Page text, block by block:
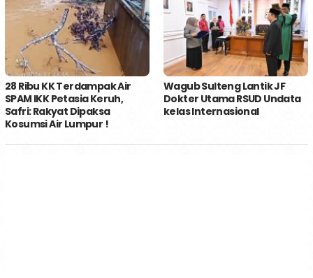
28 Ribu KK Terdampak Air
SPAM IKK Petasia Keruh,
Safri: Rakyat Dipaksa
Kosumsi Air Lumpur !
Wagub Sulteng Lantik JF
Dokter Utama RSUD Undata
kelas Internasional